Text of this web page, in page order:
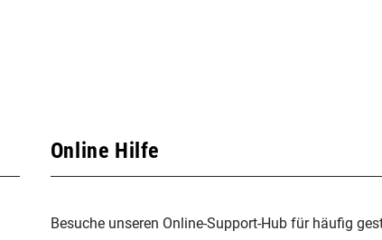
Online Hilfe
Besuche unseren Online-Support-Hub für häufig